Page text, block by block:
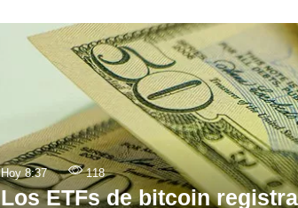
Hoy 8:37 118
Los ETFs de bitcoin